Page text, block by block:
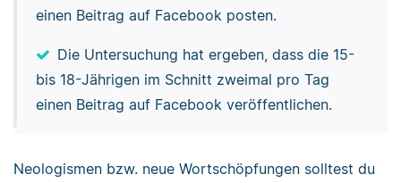
einen Beitrag auf Facebook posten.
Die Untersuchung hat ergeben, dass die 15-
bis 18-Jährigen im Schnitt zweimal pro Tag
einen Beitrag auf Facebook veröffentlichen.
Neologismen bzw. neue Wortschöpfungen solltest du